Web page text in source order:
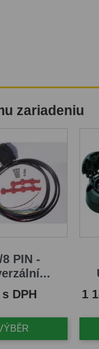
zariadeniu
8 PIN -
DPH
1